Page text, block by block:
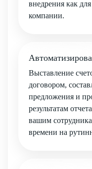
внедрения как
компании.
Выставление
договором,
предложения и
результатам
вашим
времени на